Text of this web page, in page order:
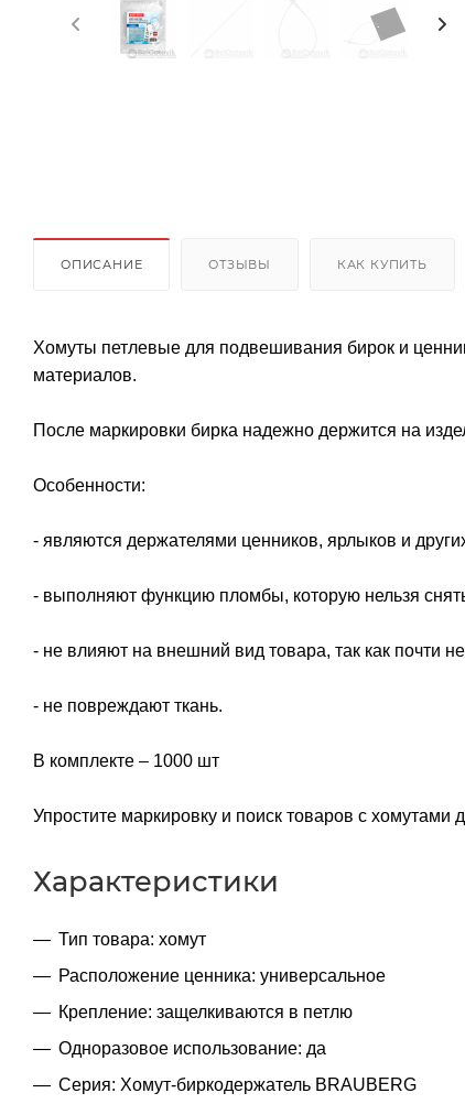
ОПИСАНИЕ ОТЗЫВЫ КАК КУПИТЬ
Хомуты петлевые для подвешивания бирок и
материалов.
После маркировки бирка надежно держится на
Особенности:
- являются держателями ценников, ярлыков и
- выполняют функцию пломбы, которую нельзя
- не влияют на внешний вид товара, так как почти
- не повреждают ткань.
В комплекте – 1000 шт
Упростите маркировку и поиск товаров с
Характеристики
Тип товара: хомут
Расположение ценника: универсальное
Крепление: защелкиваются в петлю
Одноразовое использование: да
Серия: Хомут-биркодержатель BRAUBERG